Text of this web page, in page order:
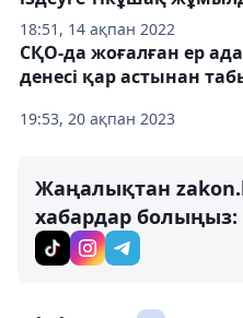
18:51, 14 ақпан 2022
19:53, 20 ақпан 2023
СҚО-да жоғалған ер
денесі қар астынан
Жаңалықтан
хабардар болыңыз: